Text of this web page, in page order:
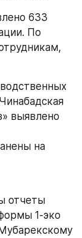
633
По
выявлено
на
отчеты
1-эко